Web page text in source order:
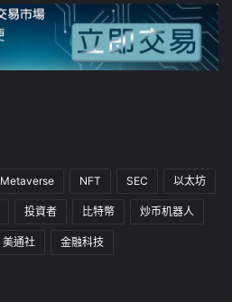
Metaverse NFT SEC 以太坊
投資者 比特幣 炒币机器人
美通社 金融科技